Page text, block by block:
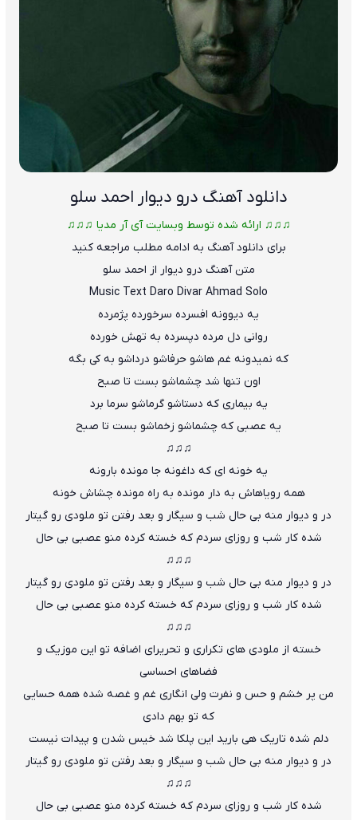
دانلود آهنگ درو دیوار احمد سلو
♫♫♫ ارائه شده توسط وبسایت آی آر مدیا ♫♫♫
برای دانلود آهنگ به ادامه مطلب مراجعه کنید
متن آهنگ درو دیوار از احمد سلو
Music Text Daro Divar Ahmad Solo
یه دیوونه افسرده سرخورده پژمرده
روانی دل مرده دپسرده به تهش خورده
که نمیدونه غم هاشو حرفاشو درداشو به کی بگه
اون تنها شد چشماشو بست تا صبح
یه بیماری که دستاشو گرماشو سرما برد
یه عصبی که چشماشو زخماشو بست تا صبح
♫♫♫
یه خونه ای که داغونه جا مونده بارونه
همه رویاهاش به دار مونده به راه مونده چشاش خونه
در و دیوار منه بی حال شب و سیگار و بعد رفتن تو ملودی رو گیتار
شده کار شب و روزای سردم که خسته کرده منو عصبی بی حال
♫♫♫
در و دیوار منه بی حال شب و سیگار و بعد رفتن تو ملودی رو گیتار
شده کار شب و روزای سردم که خسته کرده منو عصبی بی حال
♫♫♫
خسته از ملودی های تکراری و تحریرای اضافه تو این موزیک و
فضاهای احساسی
من پر خشم و حس و نفرت ولی انگاری غم و غصه شده همه حسایی
که تو بهم دادی
دلم شده تاریک هی بارید این پلکا شد خیس شدن و پیدات نیست
در و دیوار منه بی حال شب و سیگار و بعد رفتن تو ملودی رو گیتار
♫♫♫
شده کار شب و روزای سردم که خسته کرده منو عصبی بی حال